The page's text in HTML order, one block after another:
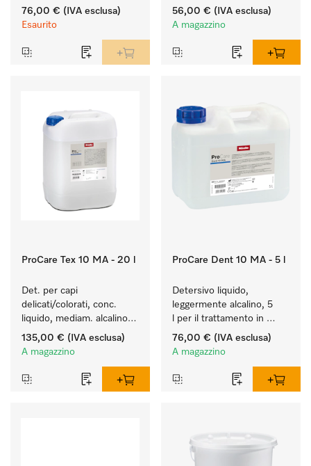
10 l per il lavaggio di capi
colorati e capi delicati.
76,00 € (IVA esclusa)
Esaurito
in modo efficace le
macchie di grasso.
56,00 € (IVA esclusa)
A magazzino
ProCare Tex 10 MA - 20 l
Det. per capi
delicati/colorati, conc.
liquido, mediam. alcalino,
20 l per il lavaggio di capi
colorati e capi delicati.
135,00 € (IVA esclusa)
A magazzino
ProCare Dent 10 MA - 5 l
Detersivo liquido,
leggermente alcalino, 5
l per il trattamento in
macchina di strumenti
odontoiatricie di
76,00 € (IVA esclusa)
A magazzino